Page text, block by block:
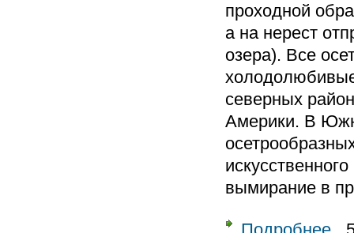
проходной
а на нерест
озера). Все
северных
Америки. В
вымирание в
о